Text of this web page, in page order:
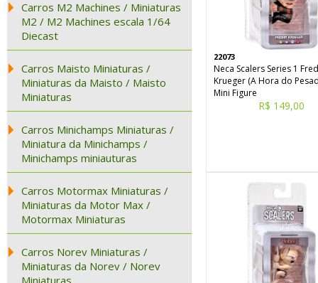
Carros M2 Machines / Miniaturas
M2 / M2 Machines escala 1/64
Diecast
Carros Maisto Miniaturas /
Miniaturas da Maisto / Maisto
Miniaturas
Carros Minichamps Miniaturas /
Miniatura da Minichamps /
Minichamps miniauturas
Carros Motormax Miniaturas /
Miniaturas da Motor Max /
Motormax Miniaturas
Carros Norev Miniaturas /
Miniaturas da Norev / Norev
Miniaturas
22073
Neca Scalers Series 1
Krueger (A Hora do
Mini Figure
R$ 149,00